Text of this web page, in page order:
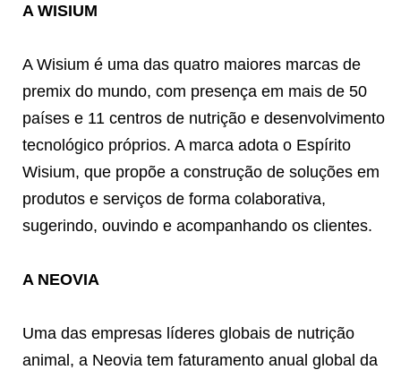
A WISIUM
A Wisium é uma das quatro maiores marcas de
premix do mundo, com presença em mais de 50
países e 11 centros de nutrição e desenvolvimento
tecnológico próprios. A marca adota o Espírito
Wisium, que propõe a construção de soluções em
produtos e serviços de forma colaborativa,
sugerindo, ouvindo e acompanhando os clientes.
A NEOVIA
Uma das empresas líderes globais de nutrição
animal, a Neovia tem faturamento anual global da